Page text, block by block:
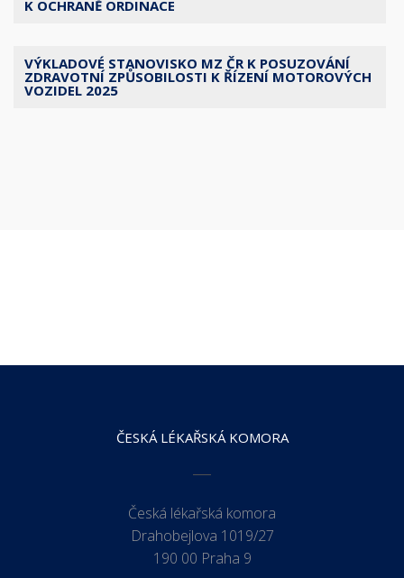
K OCHRANĚ ORDINACE
VÝKLADOVÉ STANOVISKO MZ ČR K POSUZOVÁNÍ
ZDRAVOTNÍ ZPŮSOBILOSTI K ŘÍZENÍ MOTOROVÝCH
VOZIDEL 2025
ČESKÁ LÉKAŘSKÁ KOMORA
Česká lékařská komora
Drahobejlova 1019/27
190 00 Praha 9